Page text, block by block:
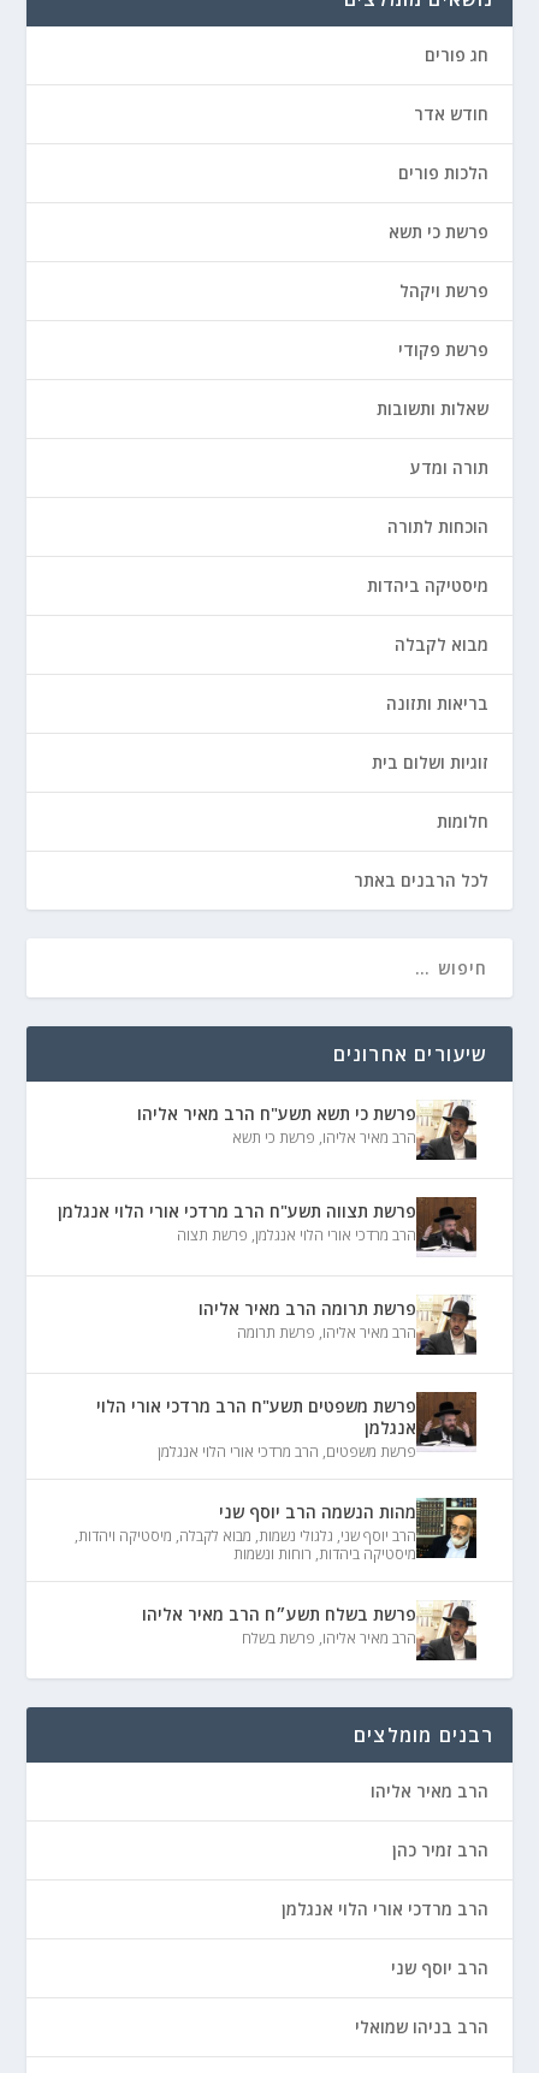
חג פורים
חודש אדר
הלכות פורים
פרשת כי תשא
פרשת ויקהל
פרשת פקודי
שאלות ותשובות
תורה ומדע
הוכחות לתורה
מיסטיקה ביהדות
מבוא לקבלה
בריאות ותזונה
זוגיות ושלום בית
חלומות
לכל הרבנים באתר
שיעורים אחרונים
פרשת כי תשא תשע"ח הרב מאיר אליהו
הרב מאיר אליהו, פרשת כי תשא
פרשת תצווה תשע"ח הרב מרדכי אורי הלוי אנגלמן
הרב מרדכי אורי הלוי אנגלמן, פרשת תצוה
פרשת תרומה הרב מאיר אליהו
הרב מאיר אליהו, פרשת תרומה
פרשת משפטים תשע"ח הרב מרדכי אורי הלוי
אנגלמן
פרשת משפטים, הרב מרדכי אורי הלוי אנגלמן
מהות הנשמה הרב יוסף שני
הרב יוסף שני, גלגולי נשמות, מבוא לקבלה, מיסטיקה ויהדות,
מיסטיקה ביהדות, רוחות ונשמות
פרשת בשלח תשע״ח הרב מאיר אליהו
הרב מאיר אליהו, פרשת בשלח
רבנים מומלצים
הרב מאיר אליהו
הרב זמיר כהן
הרב מרדכי אורי הלוי אנגלמן
הרב יוסף שני
הרב בניהו שמואלי